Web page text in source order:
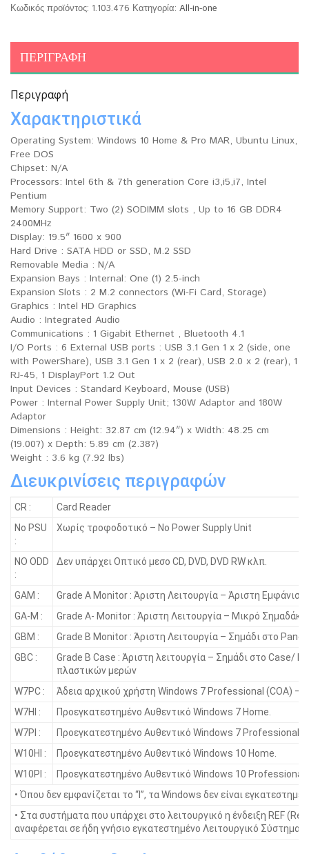
Κωδικός προϊόντος: 1.103.476 Κατηγορία: All-in-one
ΠΕΡΙΓΡΑΦΉ
Περιγραφή
Χαρακτηριστικά
Operating System: Windows 10 Home & Pro MAR, Ubuntu Linux,
Free DOS
Chipset: N/A
Processors: Intel 6th & 7th generation Core i3,i5,i7, Intel
Pentium
Memory Support: Two (2) SODIMM slots , Up to 16 GB DDR4
2400MHz
Display: 19.5″ 1600 x 900
Hard Drive : SATA HDD or SSD, M.2 SSD
Removable Media : N/A
Expansion Bays : Internal: One (1) 2.5-inch
Expansion Slots : 2 M.2 connectors (Wi-Fi Card, Storage)
Graphics : Intel HD Graphics
Audio : Integrated Audio
Communications : 1 Gigabit Ethernet , Bluetooth 4.1
I/O Ports : 6 External USB ports : USB 3.1 Gen 1 x 2 (side, one
with PowerShare), USB 3.1 Gen 1 x 2 (rear), USB 2.0 x 2 (rear), 1
RJ-45, 1 DisplayPort 1.2 Out
Input Devices : Standard Keyboard, Mouse (USB)
Power : Internal Power Supply Unit; 130W Adaptor and 180W
Adaptor
Dimensions : Height: 32.87 cm (12.94″) x Width: 48.25 cm
(19.00?) x Depth: 5.89 cm (2.38?)
Weight : 3.6 kg (7.92 lbs)
Διευκρινίσεις περιγραφών
CR :
Card Reader
No PSU
:
Χωρίς τροφοδοτικό – No Power Supply Unit
NO ODD
:
Δεν υπάρχει Οπτικό μεσο CD, DVD, DVD RW κλπ.
GAM :
Grade A Monitor : Άριστη Λειτουργία – Άριστη Εμφάνιση
GA-M :
Grade A- Monitor : Άριστη Λειτουργία – Μικρό
GBM :
Grade B Monitor : Άριστη Λειτουργία – Σημάδι στο
GBC :
Grade B Case : Άριστη λειτουργία – Σημάδι στο Case/
πλαστικών μερών
W7PC :
Άδεια αρχικού χρήστη Windows 7 Professional (COA) –
W7HI :
Προεγκατεστημένο Αυθεντικό Windows 7 Home.
W7PI :
Προεγκατεστημένο Αυθεντικό Windows 7 Professional.
W10HI :
Προεγκατεστημένο Αυθεντικό Windows 10 Home.
W10PI :
Προεγκατεστημένο Αυθεντικό Windows 10 Professional.
• Όπου δεν εμφανίζεται το “I”, τα Windοws δεν είναι
• Στα συστήματα που υπάρχει στο λειτουργικό η ένδειξη REF
αναφέρεται σε ήδη γνήσιο εγκατεστημένο Λειτουργικό Σύστημα.